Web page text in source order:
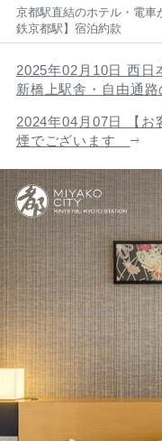
京都駅直結のホテル・電車
鉄京都駅】宿泊約款
2025年02月10日 西日
新橋上駅舎・自由通
2024年04月07日 【お
煙でございます